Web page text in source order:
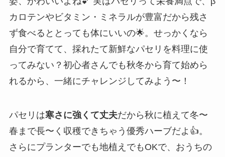
カロテンやビタミン・ミネラルが豊富だから残さ
ず食べるととっても体にいいの🌟。せっかくなら
自分で育てて、採れたて新鮮なパセリを料理に使
ってみない？初心者さんでも秋冬から育て始めら
れるから、一緒にチャレンジしてみよう〜！
パセリは寒さに強くて丈夫だから秋に植えて冬〜
春まで長〜く収穫できちゃう優秀ハーブだよ👍。
さらにプランターでも地植えでもOKで、おうちの